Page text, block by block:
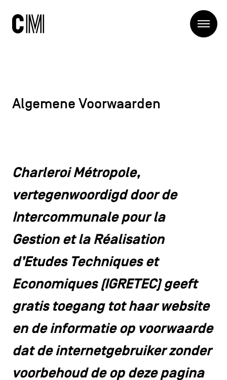
Charleroi
Métropole
De Metropool
Se former
Visiter
Contact
Secundaire
ALGEMENE VOORWAARDEN
COOKIEBELEID
PRIVACYBELEID
FacebookInstagramYoutubeLinkedIn
Algemene Voorwaarden
Charleroi Métropole,
vertegenwoordigd door de
Intercommunale pour la
Gestion et la Réalisation
d’Etudes Techniques et
Economiques (IGRETEC) geeft
gratis toegang tot haar website
en de informatie op voorwaarde
dat de internetgebruiker zonder
voorbehoud de op deze pagina